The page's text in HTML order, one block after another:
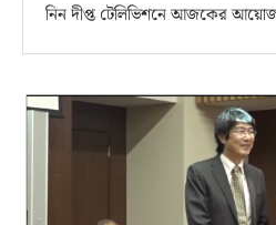
নিন দীপ্ত টেলিভিশনে আজকের